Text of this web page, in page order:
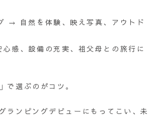
→ 自然を体験、映え写真、アウトド
感、設備の充実、祖父母との旅行に
」で選ぶのがコツ。
ランピングデビューにもってこい、未